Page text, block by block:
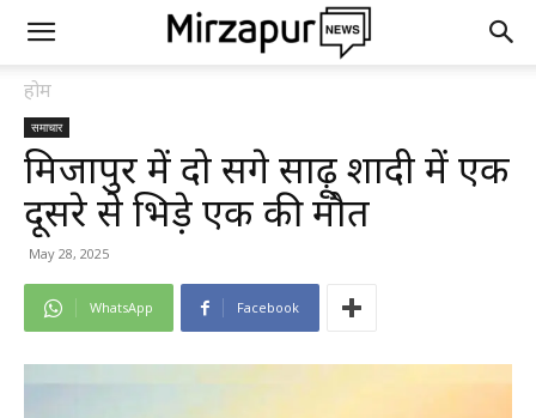
होम
समाचार
मिर्जापुर में दो सगे साढ़ू शादी में एक
दूसरे से भिड़े एक की मौत
May 28, 2025
WhatsApp Facebook